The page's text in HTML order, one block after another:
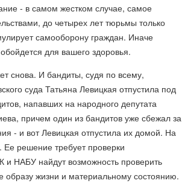
- в самом жестком случае, самое
до четырех лет тюрьмы только
самооборону граждан. Иначе
для вашего здоровья.
снова. И бандиты, судя по всему,
суда Татьяна Левицкая отпустила под
напавших на народного депутата
причем один из бандитов уже сбежал за
- и вот Левицкая отпустила их домой. На
Ее решение требует проверки
НАБУ найдут возможность проверить
образу жизни и материальному состоянию.